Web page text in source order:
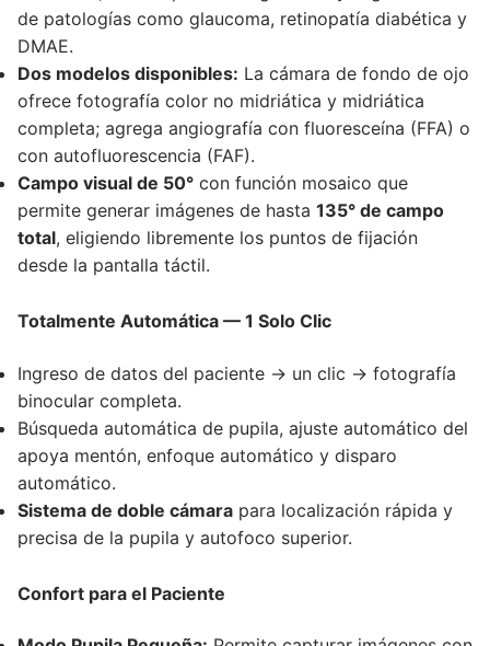
de patologías como glaucoma, retinopatía diabética y
DMAE.
Dos modelos disponibles: La cámara de fondo de ojo
ofrece fotografía color no midriática y midriática
completa; agrega angiografía con fluoresceína (FFA) o
con autofluorescencia (FAF).
Campo visual de 50° con función mosaico que
permite generar imágenes de hasta 135° de campo
total, eligiendo libremente los puntos de fijación
desde la pantalla táctil.
Totalmente Automática — 1 Solo Clic
Ingreso de datos del paciente → un clic → fotografía
binocular completa.
Búsqueda automática de pupila, ajuste automático del
apoya mentón, enfoque automático y disparo
automático.
Sistema de doble cámara para localización rápida y
precisa de la pupila y autofoco superior.
Confort para el Paciente